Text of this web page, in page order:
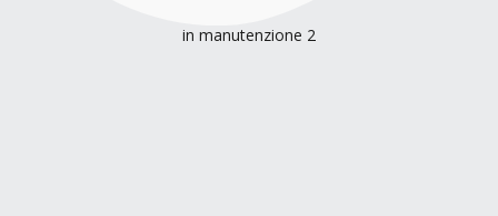
in manutenzione 2